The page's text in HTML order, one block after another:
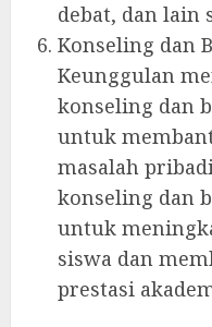
debat, dan lain
Konseling dan
Keunggulan
konseling dan
untuk
masalah
konseling dan
untuk
siswa dan
prestasi